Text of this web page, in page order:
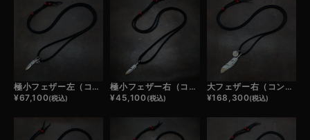
極小フェザー左（コンビ）×極小メタルチャーム（コンビ）×鹿革紐×アンティークビーズ/ネックレスカスタム
¥67,100(税込)
極小フェザー右（コンビ）×鹿革紐×アンティークビーズ/ネックレスカスタム
¥45,100(税込)
大フェザー右（コンビ）×小メタルチャーム（コンビ）×鹿革紐×アンティークビーズ/ネックレスカスタム
¥168,300(税込)